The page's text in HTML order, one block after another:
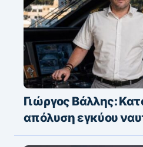
Γιώργος Βάλλης:
απόλυση εγκύου